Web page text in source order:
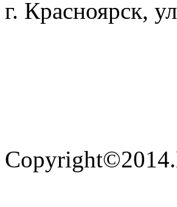
г. Красноярск,